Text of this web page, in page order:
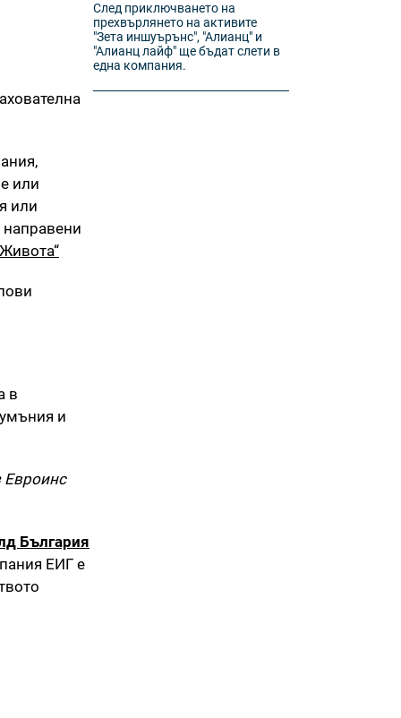
или
или
в
и
Евроинс
България
ЕИГ е
След приключването на
прехвърлянето на активите
"Зета иншуърънс", "Алианц" и
"Алианц лайф" ще бъдат слети в
една компания.